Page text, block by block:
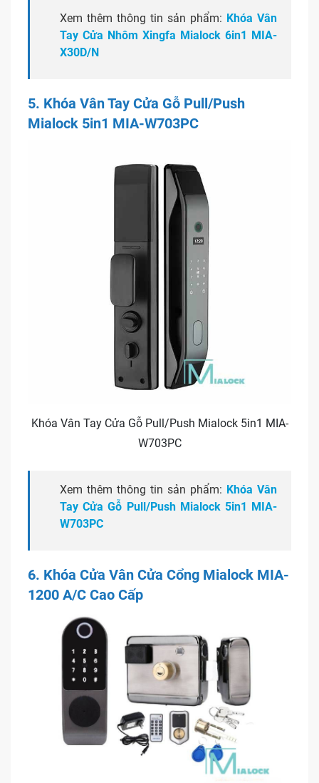
Xem thêm thông tin sản phẩm: Khóa Vân
Tay Cửa Nhôm Xingfa Mialock 6in1 MIA-
X30D/N
5. Khóa Vân Tay Cửa Gỗ Pull/Push
Mialock 5in1 MIA-W703PC
Khóa Vân Tay Cửa Gỗ Pull/Push Mialock 5in1 MIA-
W703PC
Xem thêm thông tin sản phẩm: Khóa Vân
Tay Cửa Gỗ Pull/Push Mialock 5in1 MIA-
W703PC
6. Khóa Cửa Vân Cửa Cổng Mialock MIA-
1200 A/C Cao Cấp